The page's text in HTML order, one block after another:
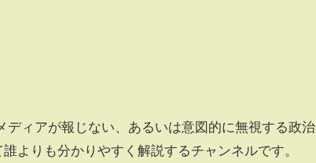
ディアが報じない、あるいは意図的に無視する政治
よりも分かりやすく解説するチャンネルです。